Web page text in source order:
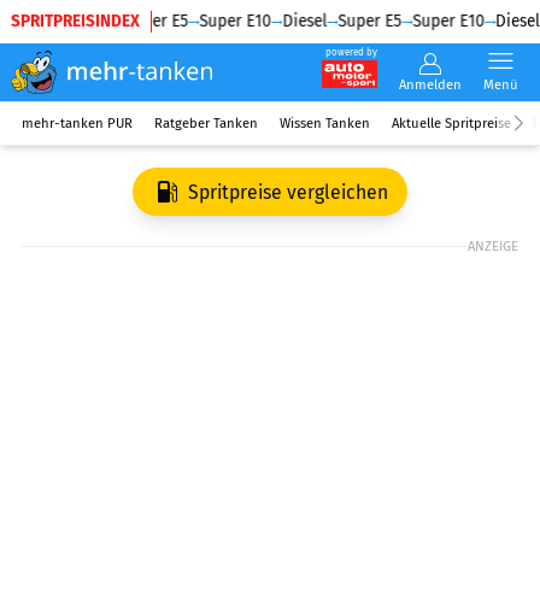
SPRITPREISINDEX
Diesel Super E5 Super E10 Diesel Super E5 Super E10 Diesel
powered by
Anmelden Menü
mehr-tanken PUR Ratgeber Tanken Wissen Tanken Aktuelle Spritpreise
Spritpreise vergleichen
ANZEIGE